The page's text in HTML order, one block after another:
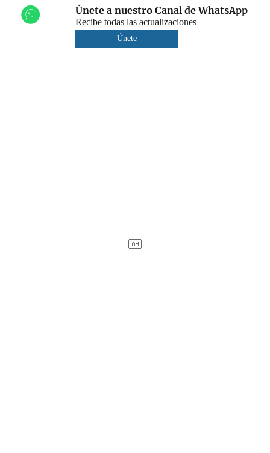
Únete a nuestro Canal de WhatsApp
Recibe todas las actualizaciones
Únete